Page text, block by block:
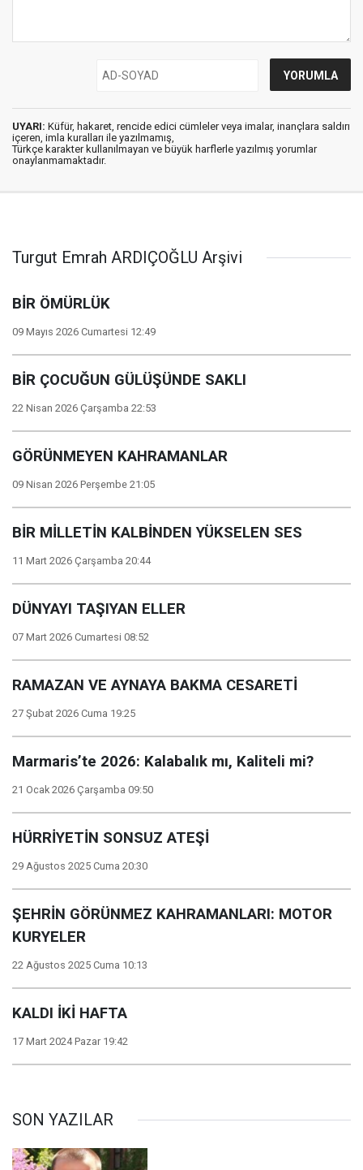
UYARI: Küfür, hakaret, rencide edici cümleler veya imalar, inançlara saldırı
içeren, imla kuralları ile yazılmamış,
Türkçe karakter kullanılmayan ve büyük harflerle yazılmış yorumlar
onaylanmamaktadır.
Turgut Emrah ARDIÇOĞLU Arşivi
BİR ÖMÜRLÜK
09 Mayıs 2026 Cumartesi 12:49
BİR ÇOCUĞUN GÜLÜŞÜNDE SAKLI
22 Nisan 2026 Çarşamba 22:53
GÖRÜNMEYEN KAHRAMANLAR
09 Nisan 2026 Perşembe 21:05
BİR MİLLETİN KALBİNDEN YÜKSELEN SES
11 Mart 2026 Çarşamba 20:44
DÜNYAYI TAŞIYAN ELLER
07 Mart 2026 Cumartesi 08:52
RAMAZAN VE AYNAYA BAKMA CESARETİ
27 Şubat 2026 Cuma 19:25
Marmaris’te 2026: Kalabalık mı, Kaliteli mi?
21 Ocak 2026 Çarşamba 09:50
HÜRRİYETİN SONSUZ ATEŞİ
29 Ağustos 2025 Cuma 20:30
ŞEHRİN GÖRÜNMEZ KAHRAMANLARI: MOTOR
KURYELER
22 Ağustos 2025 Cuma 10:13
KALDI İKİ HAFTA
17 Mart 2024 Pazar 19:42
SON YAZILAR